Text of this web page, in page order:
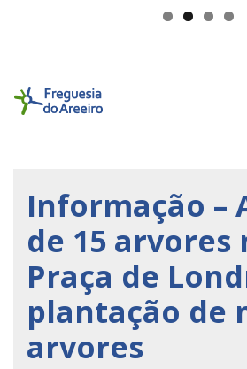
Informação –
de 15 arvores
Praça de
plantação de
arvores